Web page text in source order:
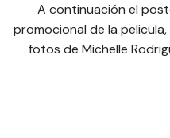
A continuación el
promocional de la pelicula,
fotos de Michelle